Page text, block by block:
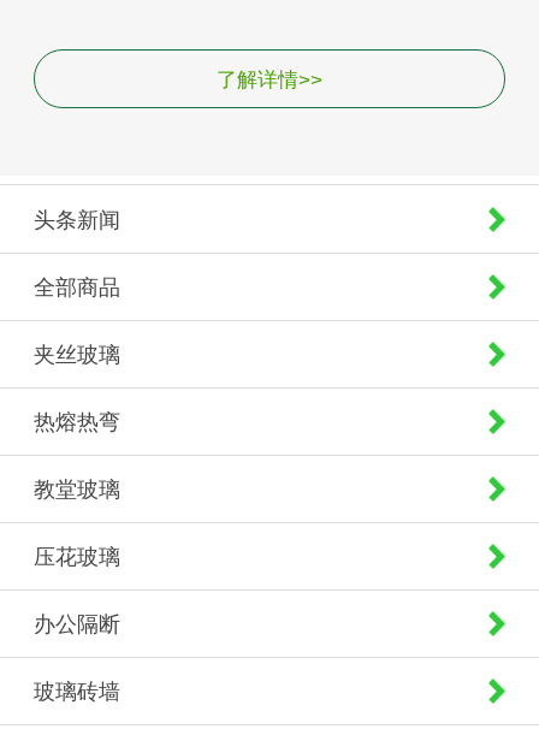
了解详情>>
头条新闻
全部商品
夹丝玻璃
热熔热弯
教堂玻璃
压花玻璃
办公隔断
玻璃砖墙